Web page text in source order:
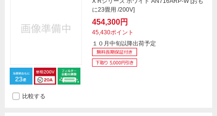
に23畳用 /200V]
454,300円
45,430ポイント
１０月中旬以降出荷予定
比較する